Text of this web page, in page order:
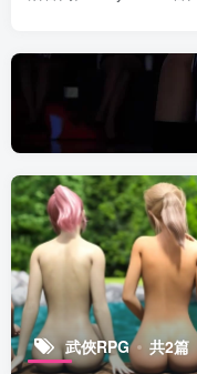
武俠RPG 共2篇